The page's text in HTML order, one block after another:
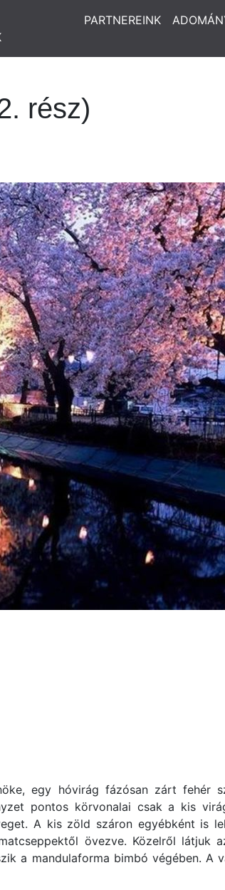
PARTNEREINK
rész)
egy hóvirág fázósan zárt fehér
pontos körvonalai csak a kis
A kis zöld száron egyébként is
övezve. Közelről látjuk
a mandulaforma bimbó végében. A